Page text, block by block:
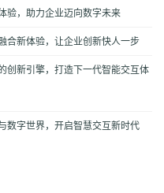
，助力企业迈向数字未来
新体验，让企业创新快人一步
创新引擎，打造下一代智能交互体
字世界，开启智慧交互新时代